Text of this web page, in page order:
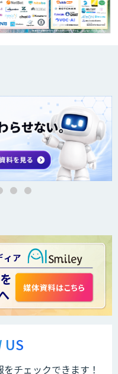
US
チェックできます！